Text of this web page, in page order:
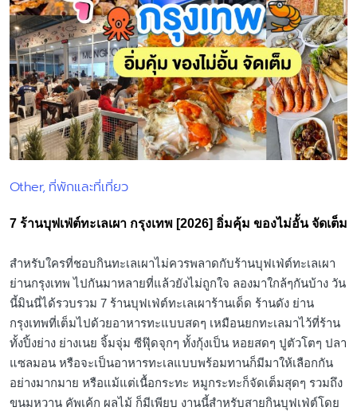
Posted
Other ที่พักและที่เที่ยว
7 ร้านบุฟเฟ่ต์ทะเลเผา กรุงเทพ [2026] อิ่มคุ้ม ของไม่อั้น จัดเต็ม
สำหรับใครที่ชอบกินทะเลเผาไม่ควรพลาดกับร้านบุฟเฟ่ต์ทะเลเผา
ย่านกรุงเทพ ไปกันมาหลายที่แล้วยังไม่ถูกใจ ลองมาใกล้ๆกันบ้าง วัน
นี้มินนี่ได้รวบรวม 7 ร้านบุฟเฟ่ต์ทะเลเผาร้านเด็ด ร้านดัง ย่าน
กรุงเทพที่เต็มไปด้วยอาหารทะแบบสดๆ เหมือนยกทะเลมาไว้ที่ร้าน
ทั้งปิ้งย่าง ย่างเนย จิ้มจุ่ม ซีฟุ๊ดจุกๆ ทั้งกุ้งเป็น หอยสดๆ ปูตัวโตๆ ปลา
แซลมอน หรือจะเป็นอาหารทะเลแบบพร้อมทานก็มีมาให้เลือกกัน
อย่างมากมาย หรือแม้แต่เนื้อกระทะ หมูกระทะก็จัดเต็มสุดๆ รวมถึง
ขนมหวาน คัพเค้ก ผลไม้ ก็มีเพียบ งานนี้สำหรับสายกินบุฟเฟ่ต์โดย